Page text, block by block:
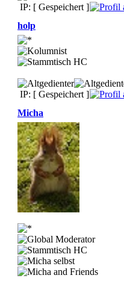
IP: [ Gespeichert ]
holp
IP: [ Gespeichert ]
Micha